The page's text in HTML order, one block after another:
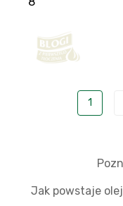
1
Jak powstaje